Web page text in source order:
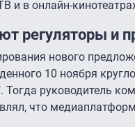
и в онлайн-
регуляторы и
нового
10 ноября
Тогда руководитель
что